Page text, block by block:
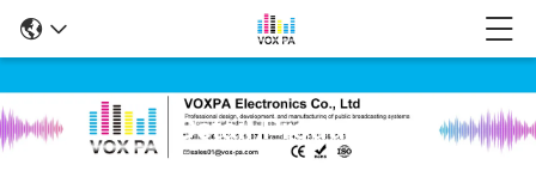
Detail Produk